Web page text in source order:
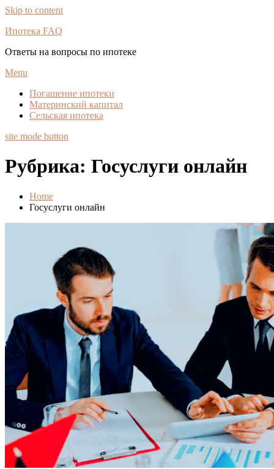
Skip to content
Ипотека FAQ
Ответы на вопросы по ипотеке
Menu
Погашение ипотеки
Материнский капитал
Сельская ипотека
site mode button
Рубрика: Госуслуги онлайн
Home
Госуслуги онлайн